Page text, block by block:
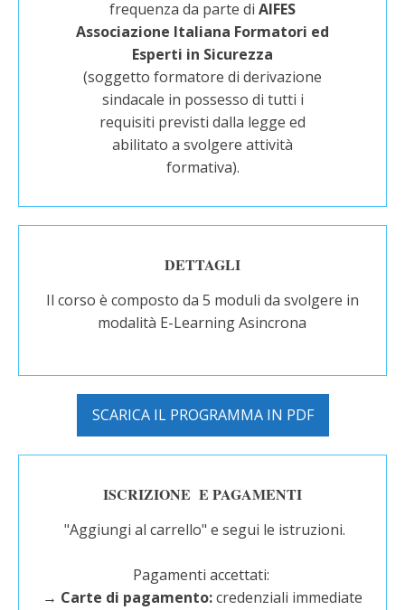
frequenza da parte di AIFES
Associazione Italiana Formatori ed
Esperti in Sicurezza
(soggetto formatore di derivazione
sindacale in possesso di tutti i
requisiti previsti dalla legge ed
abilitato a svolgere attività
formativa).
DETTAGLI
Il corso è composto da 5 moduli da svolgere in
modalità E-Learning Asincrona
SCARICA IL PROGRAMMA IN PDF
ISCRIZIONE E PAGAMENTI
"Aggiungi al carrello" e segui le istruzioni.
Pagamenti accettati:
→ Carte di pagamento:credenziali immediate